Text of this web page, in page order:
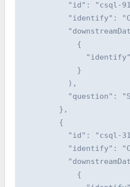
"id": "csql-
"identify":
            {
            }
          ),
"question":
        },
        {
"id": "csql-
"identify":
            {